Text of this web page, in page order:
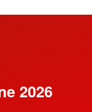
2026